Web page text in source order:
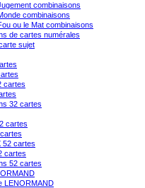
combinaisons
combinaisons
ou le Mat combinaisons
de cartes numérales
sujet
cartes
32 cartes
cartes
52 cartes
cartes
52 cartes
LENORMAND